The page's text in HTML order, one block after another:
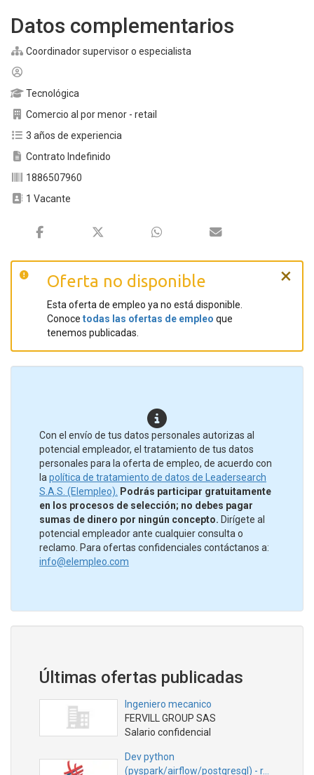
Datos complementarios
Coordinador supervisor o especialista
Tecnológica
Comercio al por menor - retail
3 años de experiencia
Contrato Indefinido
1886507960
1 Vacante
Oferta no disponible
Esta oferta de empleo ya no está disponible.
Conoce todas las ofertas de empleo que
tenemos publicadas.
×
Con el envío de tus datos personales autorizas al
potencial empleador, el tratamiento de tus datos
personales para la oferta de empleo, de acuerdo con
la política de tratamiento de datos de Leadersearch
S.A.S. (Elempleo).
Podrás participar gratuitamente
en los procesos de selección; no debes pagar
sumas de dinero por ningún concepto. Dirígete al
potencial empleador ante cualquier consulta o
reclamo. Para ofertas confidenciales contáctanos a:
info@elempleo.com
Últimas ofertas publicadas
Ingeniero mecanico
FERVILL GROUP SAS
Salario confidencial
Dev python
(pyspark/airflow/postgresql) - r…